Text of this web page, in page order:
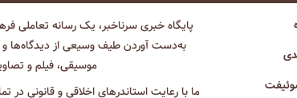
پایگاه خبری سرناخبر، یک رسانه
به‌دست آوردن طیف وسیعی از دیدگاه‌ها و
موسیقی، فیلم و
ما با رعایت استاندرهای اخلاقی و قانونی در